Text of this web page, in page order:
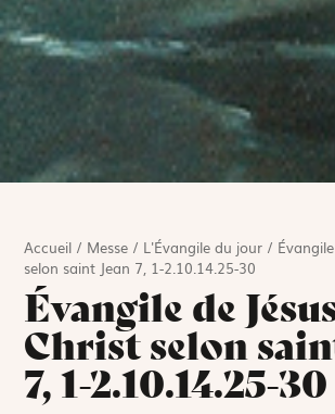
Accueil / Messe / L'Évangile du jour /
selon saint Jean 7, 1-2.10.14.25-30
Évangile de
Christ selon
7, 1-2.10.14.25-30